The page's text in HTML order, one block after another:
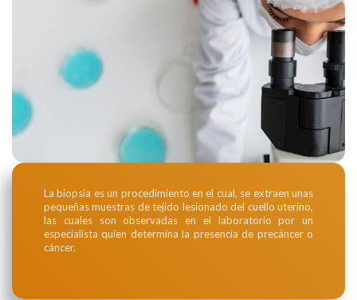
La biopsia es un procedimiento en el cual, se extraen unas
pequeñas muestras de tejido lesionado del cuello uterino,
las cuales son observadas en el laboratorio por un
especialista quien determina la presencia de precáncer o
cáncer.